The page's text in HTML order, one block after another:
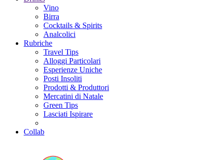
Vino
Birra
Cocktails & Spirits
Analcolici
Rubriche
Travel Tips
Alloggi Particolari
Esperienze Uniche
Posti Insoliti
Prodotti & Produttori
Mercatini di Natale
Green Tips
Lasciati Ispirare
Collab